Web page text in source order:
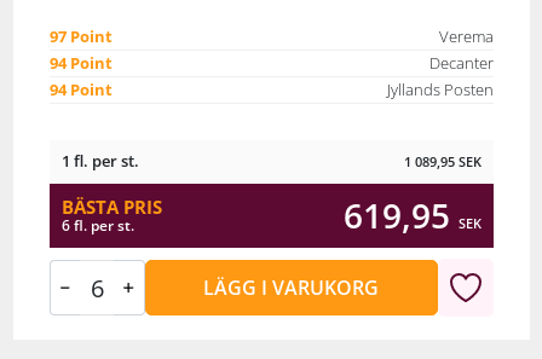
97 Point
Verema
94 Point
Decanter
94 Point
Jyllands Posten
1 fl. per st. 1 089,95 SEK
BÄSTA PRIS
6 fl. per st. 619,95 SEK
LÄGG I VARUKORG